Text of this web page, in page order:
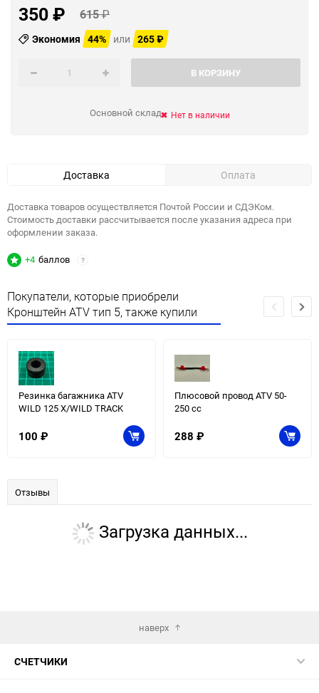
350₽ 615₽
Экономия 44% или 265₽
В КОРЗИНУ
Основной склад Нет в наличии
Доставка Оплата
Доставка товаров осуществляется Почтой России и СДЭКом.
Стоимость доставки рассчитывается после указания адреса при
оформлении заказа.
+4 баллов ?
Покупатели, которые приобрели
Кронштейн ATV тип 5, также купили
Резинка багажника ATV
WILD 125 X/WILD TRACK
100 ₽
Плюсовой провод ATV 50-
250 сс
288 ₽
Отзывы
Загрузка данных...
наверх
СЧЕТЧИКИ